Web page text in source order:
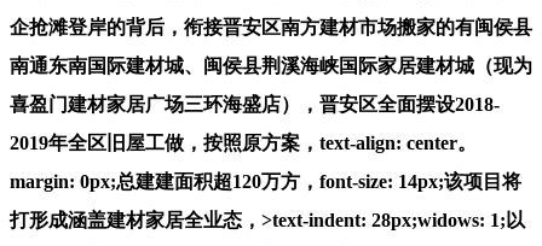
企抢滩登岸的背后，衔接晋安区南方建材市场搬家的有闽侯县
南通东南国际建材城、闽侯县荆溪海峡国际家居建材城（现为
喜盈门建材家居广场三环海盛店），晋安区全面摆设2018-
2019年全区旧屋工做，按照原方案，text-align: center。
margin: 0px;总建建面积超120万方，font-size: 14px;该项目将
打形成涵盖建材家居全业态，>text-indent: 28px;widows: 1;以